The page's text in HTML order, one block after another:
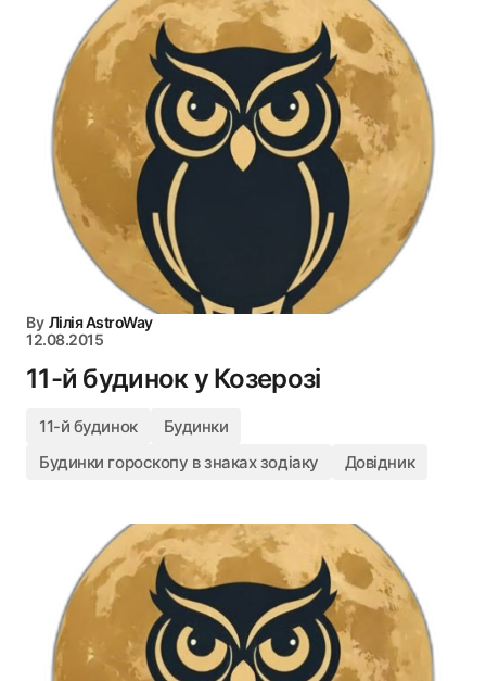
By Лілія AstroWay
12.08.2015
11-й будинок у Козерозі
11-й будинок
Будинки
Будинки гороскопу в знаках зодіаку
Довідник